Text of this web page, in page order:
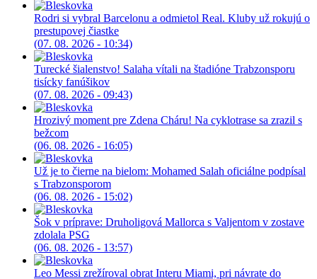
Rodri si vybral Barcelonu a odmietol Real. Kluby už rokujú o
prestupovej čiastke
(07. 08. 2026 - 10:34)
Turecké šialenstvo! Salaha vítali na štadióne Trabzonsporu
tisícky fanúšikov
(07. 08. 2026 - 09:43)
Hrozivý moment pre Zdena Cháru! Na cyklotrase sa zrazil s
bežcom
(06. 08. 2026 - 16:05)
Už je to čierne na bielom: Mohamed Salah oficiálne podpísal
s Trabzonsporom
(06. 08. 2026 - 15:02)
Šok v príprave: Druholigová Mallorca s Valjentom v zostave
zdolala PSG
(06. 08. 2026 - 13:57)
Leo Messi zrežíroval obrat Interu Miami, pri návrate do